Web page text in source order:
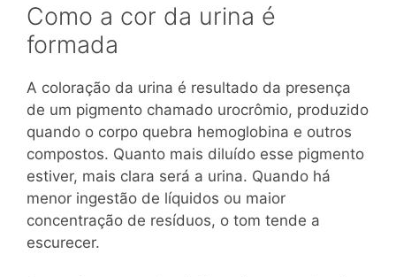
Como a cor da urina é
formada
A coloração da urina é resultado da presença
de um pigmento chamado urocrômio, produzido
quando o corpo quebra hemoglobina e outros
compostos. Quanto mais diluído esse pigmento
estiver, mais clara será a urina. Quando há
menor ingestão de líquidos ou maior
concentração de resíduos, o tom tende a
escurecer.